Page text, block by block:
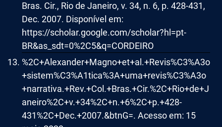
Bras. Cir., Rio de Janeiro, v. 34, n. 6, p. 428-431,
Dec. 2007. Disponível em:
https://scholar.google.com/scholar?hl=pt-
BR&as_sdt=0%2C5&q=CORDEIRO
%2C+Alexander+Magno+et+al.+Revis%C3%A3o
+sistem%C3%A1tica%3A+uma+revis%C3%A3o
+narrativa.+Rev.+Col.+Bras.+Cir.%2C+Rio+de+J
aneiro%2C+v.+34%2C+n.+6%2C+p.+428-
431%2C+Dec.+2007.&btnG=. Acesso em: 15